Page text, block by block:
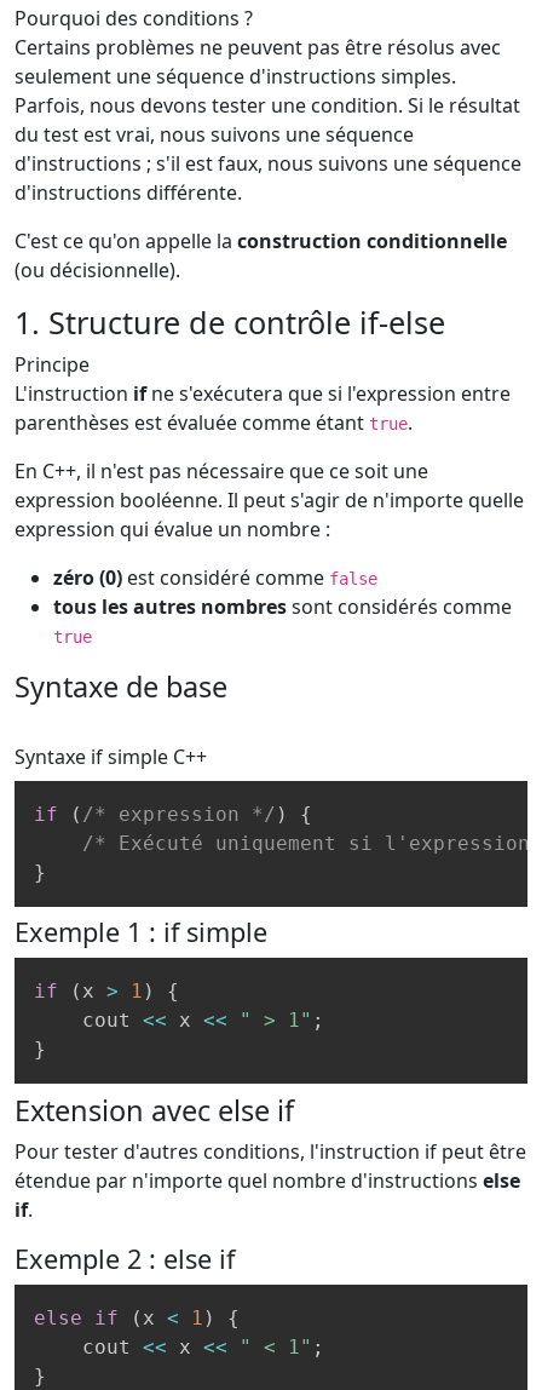
Pourquoi des conditions ?
Certains problèmes ne peuvent pas être résolus avec
seulement une séquence d'instructions simples.
Parfois, nous devons tester une condition. Si le résultat
du test est vrai, nous suivons une séquence
d'instructions ; s'il est faux, nous suivons une séquence
d'instructions différente.
C'est ce qu'on appelle la construction conditionnelle
(ou décisionnelle).
1. Structure de contrôle if-else
Principe
L'instruction ifne s'exécutera que si l'expression entre
parenthèses est évaluée comme étant true.
En C++, il n'est pas nécessaire que ce soit une
expression booléenne. Il peut s'agir de n'importe quelle
expression qui évalue un nombre :
zéro (0) est considéré comme false
tous les autres nombressont considérés comme
true
Syntaxe de base
Syntaxe if simple C++
if ( /* expression */ )
{
/* Exécuté uniquement si
}
Exemple 1 : if simple
if ( x > 1 )
{
    cout
<< x << " > 1" ;
}
Extension avec else if
Pour tester d'autres conditions, l'instruction if peut être
étendue par n'importe quel nombre d'instructions else
if.
Exemple 2 : else if
else if ( x < 1 )
{
    cout
<< x << " < 1" ;
}